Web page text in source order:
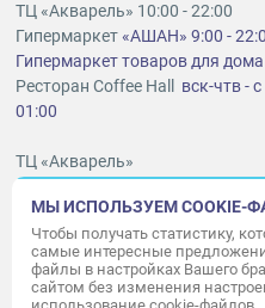
ТЦ «Акварель» 10:00 - 22:00
Гипермаркет«АШАН» 9:00 -
Гипермаркет товаров для дома
Ресторан Coffee Hall вск-чтв -
01:00
ТЦ «Акварель»
lt@aquarelle-centre.ru
ООО «Акварель»
© «Акварель» 2010–2026.
МЫ ИСПОЛЬЗУЕМ COOKIE-
Чтобы получать статистику,
самые интересные
файлы в настройках Вашего
сайтом без изменения